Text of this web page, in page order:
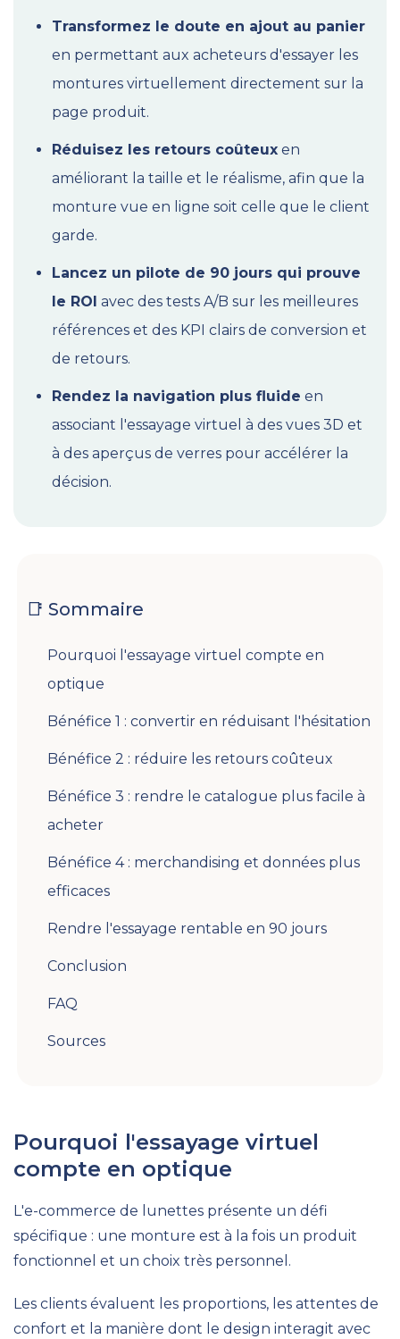
Transformez le doute en ajout au panier
en permettant aux acheteurs d'essayer les
montures virtuellement directement sur la
page produit.
Réduisez les retours coûteux en
améliorant la taille et le réalisme, afin que la
monture vue en ligne soit celle que le client
garde.
Lancez un pilote de 90 jours qui prouve
le ROI avec des tests A/B sur les meilleures
références et des KPI clairs de conversion et
de retours.
Rendez la navigation plus fluide en
associant l'essayage virtuel à des vues 3D et
à des aperçus de verres pour accélérer la
décision.
📑 Sommaire
Pourquoi l'essayage virtuel compte en
optique
Bénéfice 1 : convertir en réduisant l'hésitation
Bénéfice 2 : réduire les retours coûteux
Bénéfice 3 : rendre le catalogue plus facile à
acheter
Bénéfice 4 : merchandising et données plus
efficaces
Rendre l'essayage rentable en 90 jours
Conclusion
FAQ
Sources
Pourquoi l'essayage virtuel
compte en optique
L'e-commerce de lunettes présente un défi
spécifique : une monture est à la fois un produit
fonctionnel et un choix très personnel.
Les clients évaluent les proportions, les attentes de
confort et la manière dont le design interagit avec